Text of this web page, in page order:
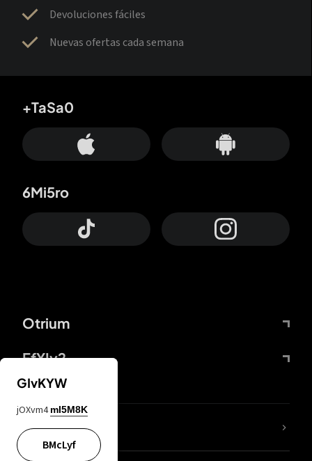
Devoluciones fáciles
Nuevas ofertas cada semana
Otrium
FfYIy2
+TaSa0
6Mi5ro
65A04M
GIvKYW
jOXvm4 mI5M8K
BMcLyf